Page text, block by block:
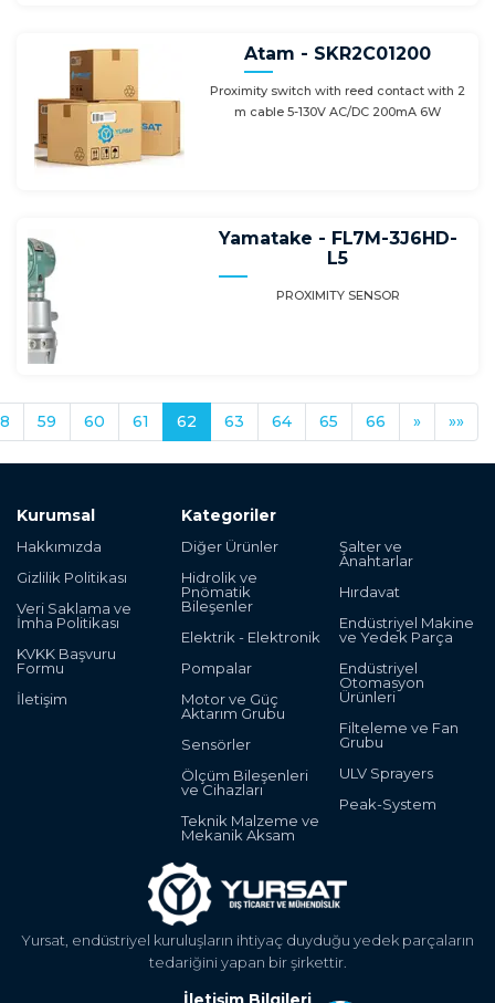
Atam - SKR2C01200
Proximity switch with reed contact with 2
m cable 5-130V AC/DC 200mA 6W
Yamatake - FL7M-3J6HD-
L5
PROXIMITY SENSOR
59 60 61 62 63 64 65 66 » »»
Yursat, endüstriyel kuruluşların ihtiyaç duyduğu yedek parçaların
tedariğini yapan bir şirkettir.
Kurumsal
Hakkımızda
Gizlilik Politikası
Veri Saklama ve
İmha Politikası
KVKK Başvuru
Formu
İletişim
Kategoriler
Diğer Ürünler
Hidrolik ve
Pnömatik
Bileşenler
Elektrik - Elektronik
Pompalar
Motor ve Güç
Aktarım Grubu
Sensörler
Ölçüm Bileşenleri
ve Cihazları
Teknik Malzeme ve
Mekanik Aksam
Şalter ve
Anahtarlar
Hırdavat
Endüstriyel Makine
ve Yedek Parça
Endüstriyel
Otomasyon
Ürünleri
Filteleme ve Fan
Grubu
ULV Sprayers
Peak-System